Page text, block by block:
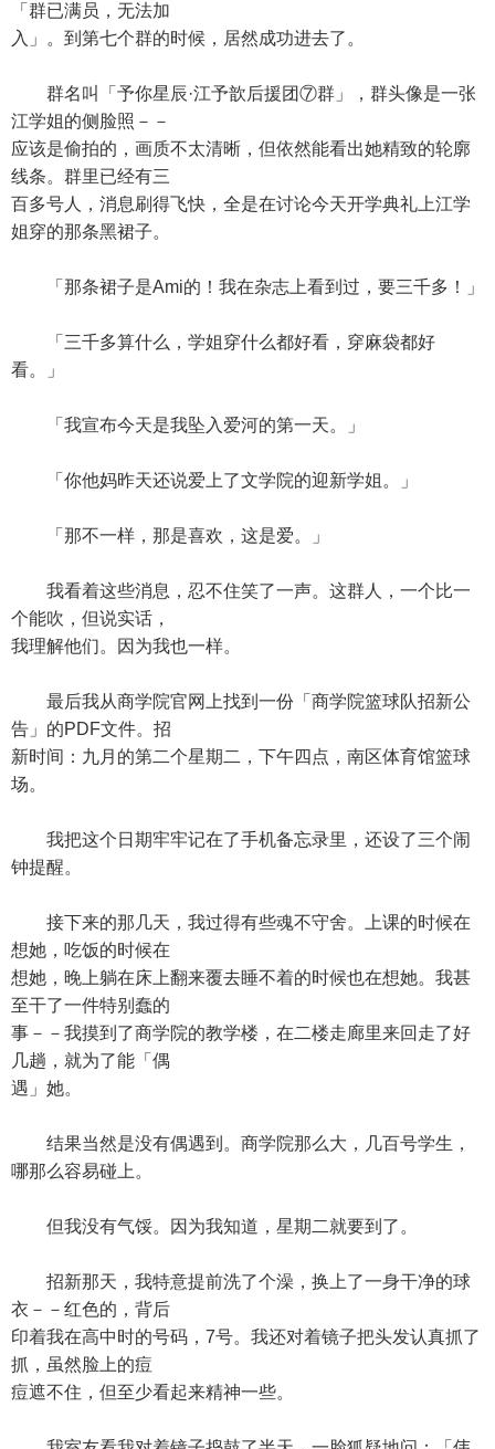
「群已满员，无法加
入」。到第七个群的时候，居然成功进去了。
群名叫「予你星辰·江予歆后援团⑦群」，群头像是一张
江学姐的侧脸照－－
应该是偷拍的，画质不太清晰，但依然能看出她精致的轮廓
线条。群里已经有三
百多号人，消息刷得飞快，全是在讨论今天开学典礼上江学
姐穿的那条黑裙子。
「那条裙子是Ami的！我在杂志上看到过，要三千多！」
「三千多算什么，学姐穿什么都好看，穿麻袋都好
看。」
「我宣布今天是我坠入爱河的第一天。」
「你他妈昨天还说爱上了文学院的迎新学姐。」
「那不一样，那是喜欢，这是爱。」
我看着这些消息，忍不住笑了一声。这群人，一个比一
个能吹，但说实话，
我理解他们。因为我也一样。
最后我从商学院官网上找到一份「商学院篮球队招新公
告」的PDF文件。招
新时间：九月的第二个星期二，下午四点，南区体育馆篮球
场。
我把这个日期牢牢记在了手机备忘录里，还设了三个闹
钟提醒。
接下来的那几天，我过得有些魂不守舍。上课的时候在
想她，吃饭的时候在
想她，晚上躺在床上翻来覆去睡不着的时候也在想她。我甚
至干了一件特别蠢的
事－－我摸到了商学院的教学楼，在二楼走廊里来回走了好
几趟，就为了能「偶
遇」她。
结果当然是没有偶遇到。商学院那么大，几百号学生，
哪那么容易碰上。
但我没有气馁。因为我知道，星期二就要到了。
招新那天，我特意提前洗了个澡，换上了一身干净的球
衣－－红色的，背后
印着我在高中时的号码，7号。我还对着镜子把头发认真抓了
抓，虽然脸上的痘
痘遮不住，但至少看起来精神一些。